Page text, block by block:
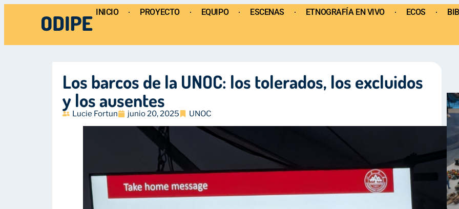
INICIO PROYECTO EQUIPO ESCENAS ETNOGRAFÍA EN VIVO ECOS
Los barcos de la UNOC: los tolerados, los excluidos
y los ausentes
Lucie Fortun junio 20, 2025 UNOC